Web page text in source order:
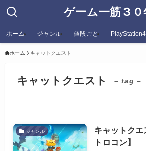
ゲーム一筋３０
ホーム ジャンル 値段ごと
ホーム キャットクエスト
キャットクエスト – tag –
ジャンル
キャットクエ
トロコン】